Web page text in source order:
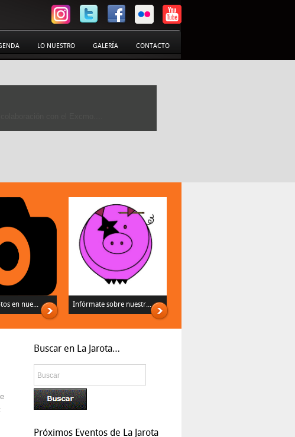
LO NUESTRO GALERÍA CONTACTO
en nue... Infórmate sobre nuestr...
Buscar en La Jarota…
Próximos Eventos de La Jarota